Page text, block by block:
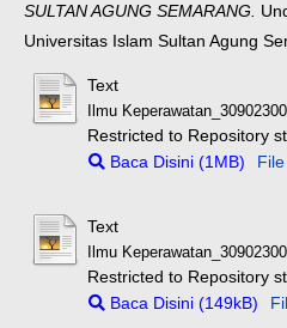
SULTAN AGUNG SEMARANG.
Universitas Islam Sultan Agung
Text
Ilmu
Restricted to Repository
Baca Disini (1MB)
Text
Ilmu
Restricted to Repository
Baca Disini (149kB)